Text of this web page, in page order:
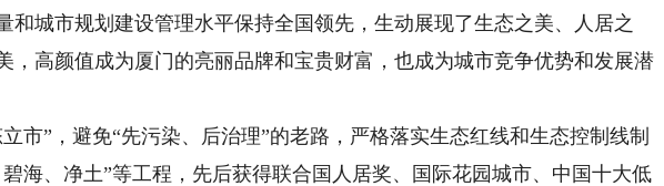
和城市规划建设管理水平保持全国领先，生动展现了生态之美、人居之
，高颜值成为厦门的亮丽品牌和宝贵财富，也成为城市竞争优势和发展潜
”，避免“先污染、后治理”的老路，严格落实生态红线和生态控制线制
海、净土”等工程，先后获得联合国人居奖、国际花园城市、中国十大低